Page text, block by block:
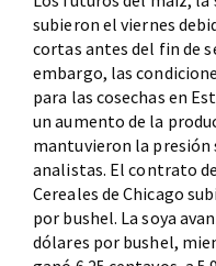
subieron el viernes
cortas antes del fin de
embargo, las
para las cosechas en
un aumento de la
mantuvieron la
analistas. El contrato
Cereales de Chicago
por bushel. La soya
dólares por bushel,